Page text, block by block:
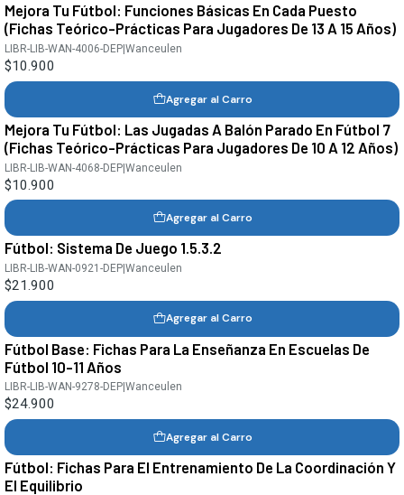
Mejora Tu Fútbol: Funciones Básicas En Cada Puesto
(Fichas Teórico-Prácticas Para Jugadores De 13 A 15 Años)
LIBR-LIB-WAN-4006-DEP |Wanceulen
$10.900
Agregar al Carro
Mejora Tu Fútbol: Las Jugadas A Balón Parado En Fútbol 7
(Fichas Teórico-Prácticas Para Jugadores De 10 A 12 Años)
LIBR-LIB-WAN-4068-DEP|Wanceulen
$10.900
Agregar al Carro
Fútbol: Sistema De Juego 1.5.3.2
LIBR-LIB-WAN-0921-DEP |Wanceulen
$21.900
Agregar al Carro
Fútbol Base: Fichas Para La Enseñanza En Escuelas De
Fútbol 10-11 Años
LIBR-LIB-WAN-9278-DEP |Wanceulen
$24.900
Agregar al Carro
Fútbol: Fichas Para El Entrenamiento De La Coordinación Y
El Equilibrio